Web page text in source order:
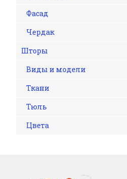
Фасад
Чердак
Шторы
Виды и модели
Ткани
Тюль
Цвета